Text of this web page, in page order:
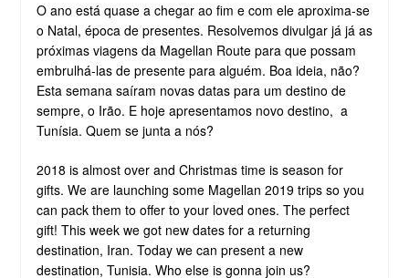
O ano está quase a chegar ao fim e com ele aproxima-se
o Natal, época de presentes. Resolvemos divulgar já já as
próximas viagens da Magellan Route para que possam
embrulhá-las de presente para alguém. Boa ideia, não?
Esta semana saíram novas datas para um destino de
sempre, o Irão. E hoje apresentamos novo destino, a
Tunísia. Quem se junta a nós?
2018 is almost over and Christmas time is season for
gifts. We are launching some Magellan 2019 trips so you
can pack them to offer to your loved ones. The perfect
gift! This week we got new dates for a returning
destination, Iran. Today we can present a new
destination, Tunisia. Who else is gonna join us?